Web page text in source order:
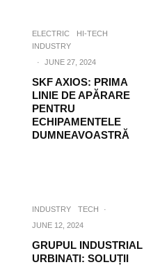
ELECTRIC
HI-TECH
INDUSTRY
·
JUNE 27, 2024
SKF AXIOS: PRIMA
LINIE DE APĂRARE
PENTRU
ECHIPAMENTELE
DUMNEAVOASTRĂ
INDUSTRY TECH
·
JUNE 12, 2024
GRUPUL INDUSTRIAL
URBINATI: SOLUȚII